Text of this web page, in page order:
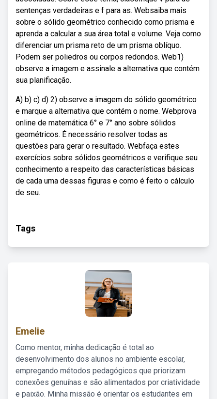
sentenças verdadeiras e f para as. Websaiba mais
sobre o sólido geométrico conhecido como prisma e
aprenda a calcular a sua área total e volume. Veja como
diferenciar um prisma reto de um prisma oblíquo.
Podem ser poliedros ou corpos redondos. Web1)
observe a imagem e assinale a alternativa que contém
sua planificação.
A) b) c) d) 2) observe a imagem do sólido geométrico
e marque a alternativa que contém o nome. Webprova
online de matemática 6° e 7° ano sobre sólidos
geométricos. É necessário resolver todas as
questões para gerar o resultado. Webfaça estes
exercícios sobre sólidos geométricos e verifique seu
conhecimento a respeito das características básicas
de cada uma dessas figuras e como é feito o cálculo
de seu.
Tags
Emelie
Como mentor, minha dedicação é total ao
desenvolvimento dos alunos no ambiente escolar,
empregando métodos pedagógicos que priorizam
conexões genuínas e são alimentados por criatividade
e paixão. Minha missão é orientar os estudantes em